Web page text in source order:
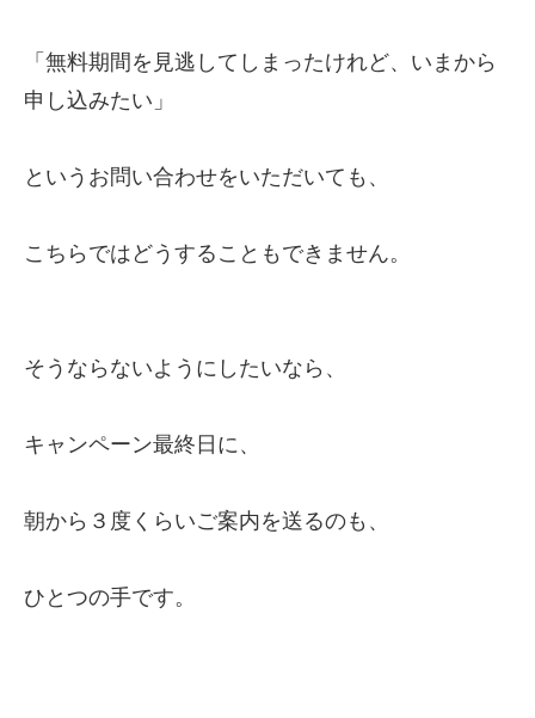
「無料期間を見逃してしまったけれど、いまから
申し込みたい」
というお問い合わせをいただいても、
こちらではどうすることもできません。
そうならないようにしたいなら、
キャンペーン最終日に、
朝から３度くらいご案内を送るのも、
ひとつの手です。